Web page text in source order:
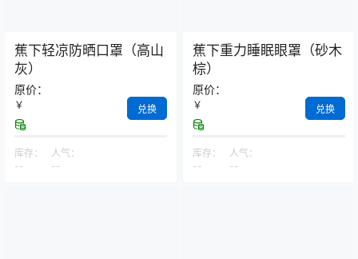
蕉下轻凉防晒口罩（高山
灰）
原价：
￥ 兑换
库存：
--
人气：
--
蕉下重力睡眠眼罩（砂木
棕）
原价：
￥ 兑换
库存：
--
人气：
--